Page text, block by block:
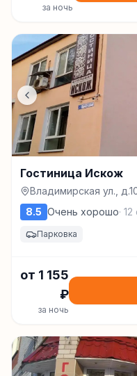
за ночь
Гостиница Искож
Владимирская ул.,
8.5 Очень хорошо· 12
Парковка
от 1 155
₽
за ночь